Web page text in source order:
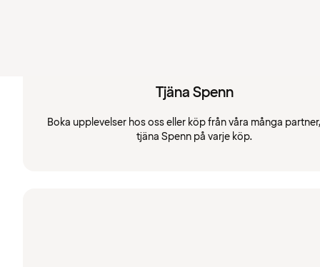
Tjäna Spenn
Boka upplevelser hos oss eller köp från våra många
tjäna Spenn på varje köp.